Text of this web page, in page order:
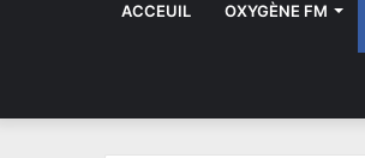
ACCEUIL OXYGÈNE FM